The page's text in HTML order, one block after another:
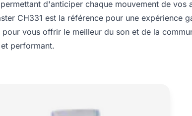
d'anticiper chaque mouvement de
CH331 est la référence pour une expérience
vous offrir le meilleur du son et de la
performant.